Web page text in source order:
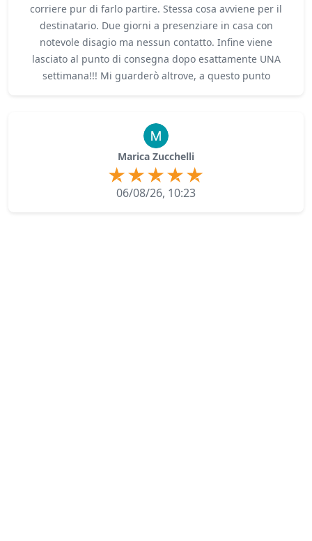
corriere pur di farlo partire. Stessa cosa avviene per il
destinatario. Due giorni a presenziare in casa con
notevole disagio ma nessun contatto. Infine viene
lasciato al punto di consegna dopo esattamente UNA
settimana!!! Mi guarderò altrove, a questo punto
Marica Zucchelli
06/08/26, 10:23